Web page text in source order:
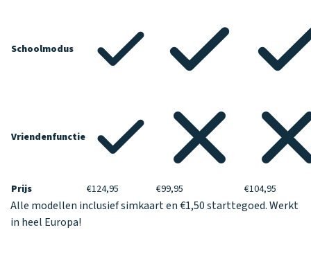
Schoolmodus
Vriendenfunctie
Prijs €124,95 €99,95 €104,95
Alle modellen inclusief simkaart en €1,50 starttegoed. Werkt
in heel Europa!